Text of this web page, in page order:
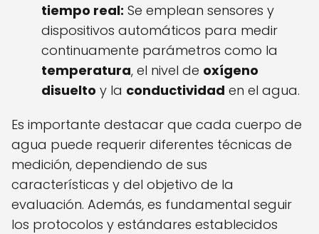
tiempo real: Se emplean sensores y
dispositivos automáticos para medir
continuamente parámetros como la
temperatura, el nivel de oxígeno
disuelto y la conductividad en el agua.
Es importante destacar que cada cuerpo de
agua puede requerir diferentes técnicas de
medición, dependiendo de sus
características y del objetivo de la
evaluación. Además, es fundamental seguir
los protocolos y estándares establecidos